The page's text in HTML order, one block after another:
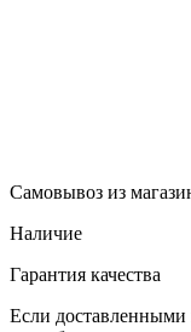
Самовывоз из
Наличие
Гарантия качества
Если доставленными